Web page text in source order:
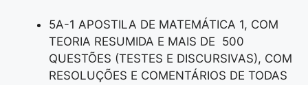
5A-1 APOSTILA DE MATEMÁTICA 1, COM
TEORIA RESUMIDA E MAIS DE 500
QUESTÕES (TESTES E DISCURSIVAS), COM
RESOLUÇÕES E COMENTÁRIOS DE TODAS